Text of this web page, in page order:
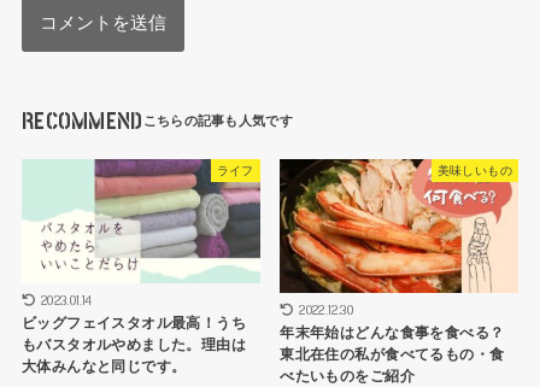
RECOMMEND
ライフ
2023.01.14
ビッグフェイスタオル最高！うち
もバスタオルやめました。理由は
大体みんなと同じです。
美味しいもの
2022.12.30
年末年始はどんな食事を食べる？
東北在住の私が食べてるもの・食
べたいものをご紹介